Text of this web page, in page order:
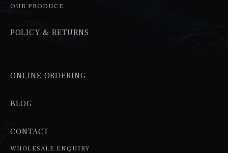
OUR PRODUCE
POLICY & RETURNS
ONLINE ORDERING
BLOG
CONTACT
WHOLESALE ENQUIRY